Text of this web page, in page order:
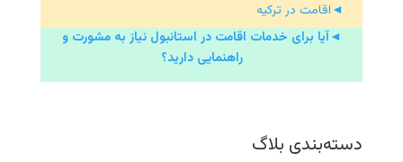
◄اقامت در ترکیه
◄آیا برای خدمات اقامت در استانبول نیاز به مشورت و
راهنمایی دارید؟
دسته‌بندی بلاگ